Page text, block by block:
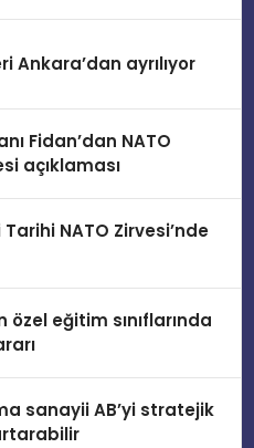
Ankara’dan ayrılıyor
Fidan’dan NATO
açıklaması
NATO Zirvesi’nde
özel eğitim sınıflarında
sanayii AB’yi stratejik